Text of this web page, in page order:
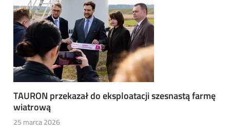
TAURON przekazał do eksploatacji szesnastą farmę
wiatrową
25 marca 2026